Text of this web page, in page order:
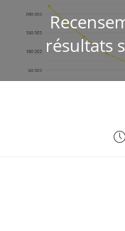
résultats